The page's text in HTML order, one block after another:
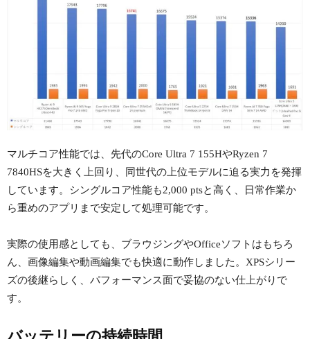
マルチコア性能では、先代のCore Ultra 7 155HやRyzen 7
7840HSを大きく上回り、同世代の上位モデルに迫る実力を発揮
しています。シングルコア性能も2,000 ptsと高く、日常作業か
ら重めのアプリまで安定して処理可能です。
実際の使用感としても、ブラウジングやOfficeソフトはもちろ
ん、画像編集や動画編集でも快適に動作しました。XPSシリー
ズの後継らしく、パフォーマンス面で妥協のない仕上がりで
す。